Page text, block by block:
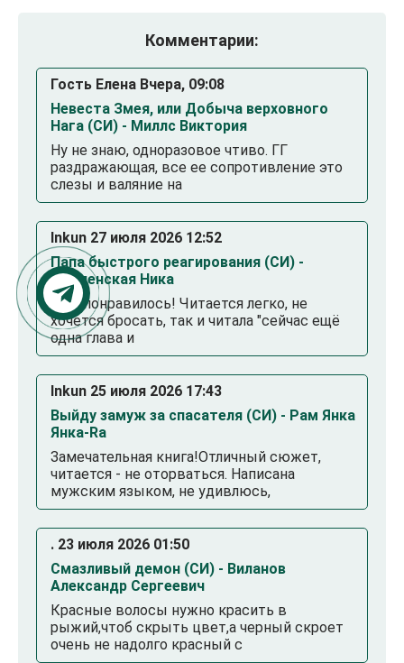
Комментарии:
Гость Елена Вчера, 09:08
Невеста Змея, или Добыча верховного
Нага (СИ) - Миллс Виктория
Ну не знаю, одноразовое чтиво. ГГ
раздражающая, все ее сопротивление это
слезы и валяние на
Inkun 27 июля 2026 12:52
Папа быстрого реагирования (СИ) -
Оболенская Ника
Мне понравилось! Читается легко, не
хочется бросать, так и читала "сейчас ещё
одна глава и
Inkun 25 июля 2026 17:43
Выйду замуж за спасателя (СИ) - Рам Янка
Янка-Ra
Замечательная книга!Отличный сюжет,
читается - не оторваться. Написана
мужским языком, не удивлюсь,
. 23 июля 2026 01:50
Смазливый демон (СИ) - Виланов
Александр Сергеевич
Красные волосы нужно красить в
рыжий,чтоб скрыть цвет,а черный скроет
очень не надолго красный с